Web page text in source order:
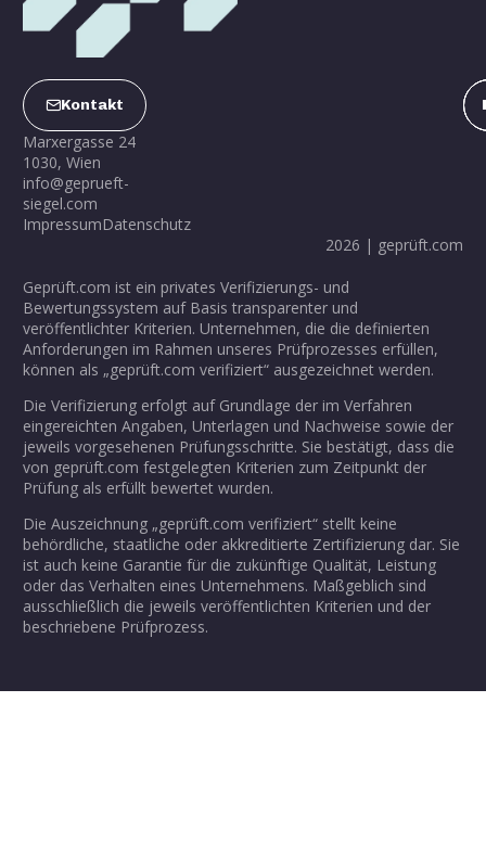
Geprüft.com ist ein privates Verifizierungs- und
Bewertungssystem auf Basis transparenter und
veröffentlichter Kriterien. Unternehmen, die die definierten
Anforderungen im Rahmen unseres Prüfprozesses erfüllen,
können als „geprüft.com verifiziert“ ausgezeichnet werden.
Die Verifizierung erfolgt auf Grundlage der im Verfahren
eingereichten Angaben, Unterlagen und Nachweise sowie der
jeweils vorgesehenen Prüfungsschritte. Sie bestätigt, dass die
von geprüft.com festgelegten Kriterien zum Zeitpunkt der
Prüfung als erfüllt bewertet wurden.
Die Auszeichnung „geprüft.com verifiziert“ stellt keine
behördliche, staatliche oder akkreditierte Zertifizierung dar. Sie
ist auch keine Garantie für die zukünftige Qualität, Leistung
oder das Verhalten eines Unternehmens. Maßgeblich sind
ausschließlich die jeweils veröffentlichten Kriterien und der
beschriebene Prüfprozess.
Kontakt
Marxergasse 24
1030, Wien
info@geprueft-
siegel.com
ImpressumDatenschutz
2026 | geprüft.com